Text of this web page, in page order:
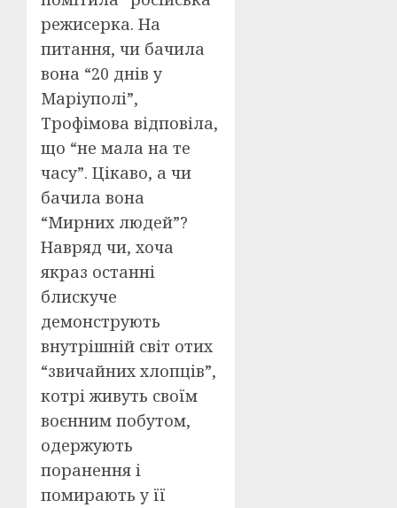
режисерка. На
питання, чи бачила
вона “20 днів у
Маріуполі”,
Трофімова відповіла,
що “не мала на те
часу”. Цікаво, а чи
бачила вона
“Мирних людей”?
Навряд чи, хоча
якраз останні
блискуче
демонструють
внутрішній світ отих
“звичайних хлопців”,
котрі живуть своїм
воєнним побутом,
одержують
поранення і
помирають у її